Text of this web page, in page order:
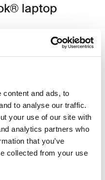
content and ads, to
to analyse our traffic.
your use of our site with
analytics partners who
that you’ve
collected from your use
laptop
Sleeve Dark Teal
Sleeve Чёрный
MacBook Sleeve Графит
and MacBook Sleeve
Laptop and MacBook Sleeve
— это